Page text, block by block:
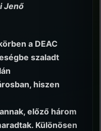
Jenő
a DEAC
szaladt
hiszen
előző három
Különösen